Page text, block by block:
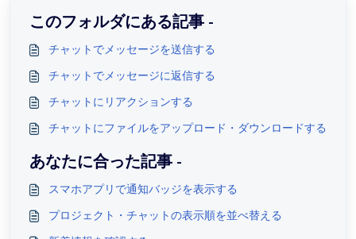
このフォルダにある記事 -
チャットでメッセージを送信する
チャットでメッセージに返信する
チャットにリアクションする
チャットにファイルをアップロード・ダウンロードする
あなたに合った記事 -
スマホアプリで通知バッジを表示する
プロジェクト・チャットの表示順を並べ替える